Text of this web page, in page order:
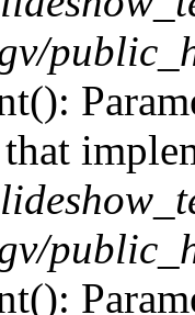
that